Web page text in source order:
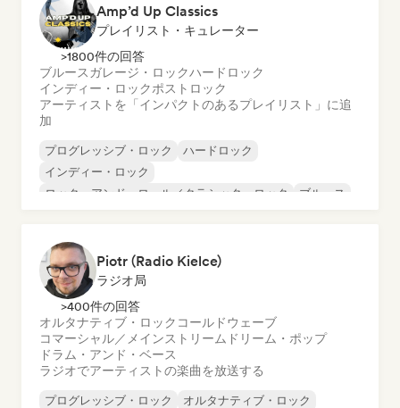
Amp’d Up Classics
プレイリスト・キュレーター
>1800件の回答
ブルースガレージ・ロックハードロック
インディー・ロックポストロック
アーティストを「インパクトのあるプレイリスト」に追
加
プログレッシブ・ロック
ハードロック
インディー・ロック
ロック・アンド・ロール／クラシック・ロック
ブルース
Piotr (Radio Kielce)
ラジオ局
>400件の回答
オルタナティブ・ロック コールドウェーブ
コマーシャル／メインストリーム ドリーム・ポップ
ドラム・アンド・ベース
ラジオでアーティストの楽曲を放送する
プログレッシブ・ロック
オルタナティブ・ロック